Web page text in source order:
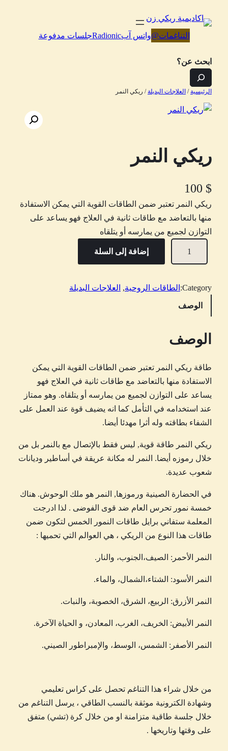
التناغمات@واتس آبRadionicجلسات مدفوعة
ابحث عن؟
الرئيسية/ العلاجات البديلة/ ريكي النمر
ريكي النمر
100 $
ريكي النمر تعتبر ضمن الطاقات القوية التي يمكن الاستفادة
منها بالتعاضد مع طاقات ثانية في العلاج فهو يساعد على
التوازن لجميع من يمارسه أو يتلقاه
ة
ي
ل
ن
م
ر
إضافة إلى السلة
Category: الطاقات الروحية, العلاجات البديلة
الوصف
الوصف
طاقة ريكي النمر تعتبر ضمن الطاقات القوية التي يمكن
الاستفادة منها بالتعاضد مع طاقات ثانية في العلاج فهو
يساعد على التوازن لجميع من يمارسه أو يتلقاه. وهو ممتاز
عند استخدامه في التأمل كما انه يضيف قوة عند العمل على
الشفاء بطاقته وله أثرا مهدئا أيضا.
ريكي النمر طاقة قوية, ليس فقط بالإتصال مع بالنمر بل من
خلال رموزه أيضا. النمر له مكانة عريقة في أساطير وديانات
شعوب عديدة.
في الحضارة الصينية ورموزها, النمر هو ملك الوحوش. هناك
خمسة نمور تحرس العام ضد قوى الفوضى . لذا ادرجت
المعلمة ستفاني برايل طاقات النمور الخمس لتكون ضمن
طاقات هذا النوع من الريكي ، هي العوالم التي تحميها :
النمر الأحمر: الصيف،الجنوب، والنار.
النمر الأسود: الشتاء،الشمال، والماء.
النمر الأزرق: الربيع، الشرق، الخصوبة، والنبات.
النمر الأبيض: الخريف، الغرب، المعادن، و الحياة الآخرة.
النمر الأصفر: الشمس، الوسط، والإمبراطور الصيني.
من خلال شراء هذا التناغم تحصل على كراس تعليمي
وشهادة الكترونية موثقة بالنسب الطاقي ، يرسل التناغم من
خلال جلسة طاقية متزامنة او من خلال كرة (تشي) متفق
على وقتها وتاريخها .